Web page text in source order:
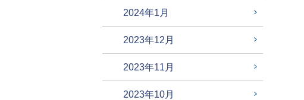
2024年1月
2023年12月
2023年11月
2023年10月